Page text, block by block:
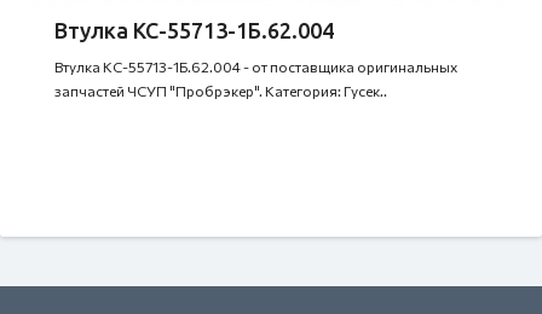
Втулка КС-55713-1Б.62.004
Втулка КС-55713-1Б.62.004 - от поставщика оригинальных
запчастей ЧСУП "Пробрэкер". Категория: Гусек..